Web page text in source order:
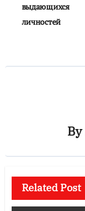
выдающихся
личностей
By
Related Post